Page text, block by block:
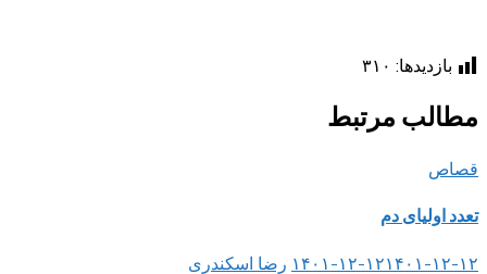
بازدیدها: ۳۱۰
مطالب مرتبط
قصاص
تعدد اولیای دم
۱۴۰۱-۱۲-۱۲۱۴۰۱-۱۲-۱۲
رضا اسکندری